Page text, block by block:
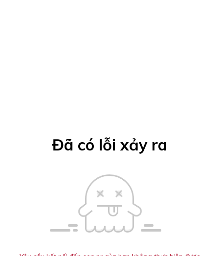
Đã có lỗi xảy ra